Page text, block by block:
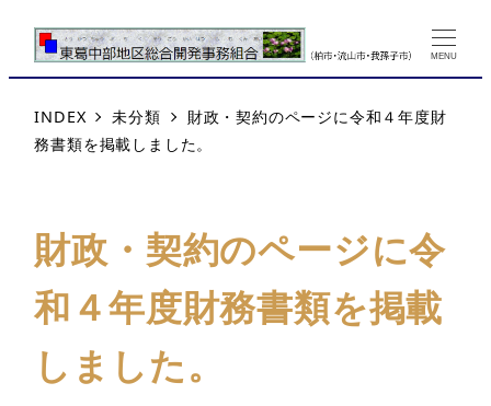
MENU
INDEX 未分類
財政・契約のページに令和４年度財
務書類を掲載しました。
財政・契約のページに令
和４年度財務書類を掲載
しました。